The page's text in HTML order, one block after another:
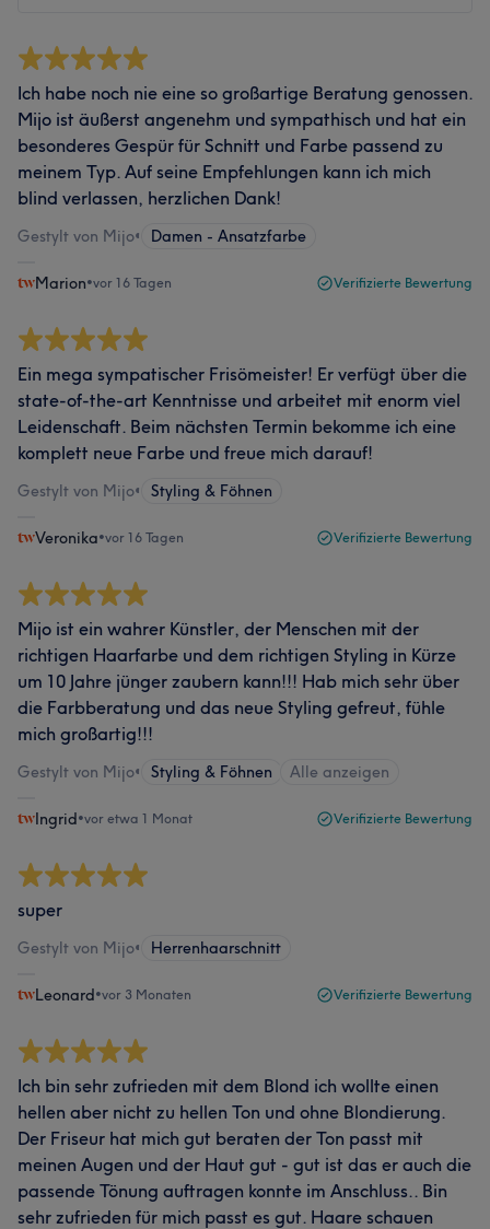
Ich habe noch nie eine so großartige Beratung genossen.
Mijo ist äußerst angenehm und sympathisch und hat ein
besonderes Gespür für Schnitt und Farbe passend zu
meinem Typ. Auf seine Empfehlungen kann ich mich
blind verlassen, herzlichen Dank!
Gestylt von Mijo• Damen - Ansatzfarbe
Marion•vor 16 Tagen Verifizierte Bewertung
Ein mega sympatischer Frisömeister! Er verfügt über die
state-of-the-art Kenntnisse und arbeitet mit enorm viel
Leidenschaft. Beim nächsten Termin bekomme ich eine
komplett neue Farbe und freue mich darauf!
Gestylt von Mijo• Styling & Föhnen
Veronika•vor 16 Tagen Verifizierte Bewertung
Mijo ist ein wahrer Künstler, der Menschen mit der
richtigen Haarfarbe und dem richtigen Styling in Kürze
um 10 Jahre jünger zaubern kann!!! Hab mich sehr über
die Farbberatung und das neue Styling gefreut, fühle
mich großartig!!!
Gestylt von Mijo• Styling & Föhnen Alle anzeigen
Ingrid•vor etwa 1 Monat Verifizierte Bewertung
super
Gestylt von Mijo• Herrenhaarschnitt
Leonard•vor 3 Monaten Verifizierte Bewertung
Ich bin sehr zufrieden mit dem Blond ich wollte einen
hellen aber nicht zu hellen Ton und ohne Blondierung.
Der Friseur hat mich gut beraten der Ton passt mit
meinen Augen und der Haut gut - gut ist das er auch die
passende Tönung auftragen konnte im Anschluss.. Bin
sehr zufrieden für mich passt es gut. Haare schauen